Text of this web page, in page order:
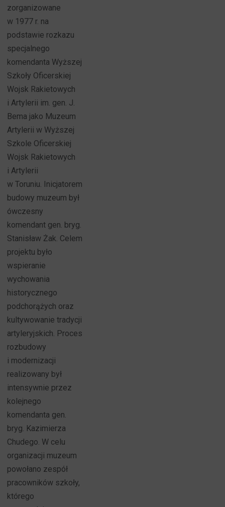
zorganizowane
w 1977 r. na
podstawie rozkazu
specjalnego
komendanta Wyższej
Szkoły Oficerskiej
Wojsk Rakietowych
i Artylerii im. gen. J.
Bema jako Muzeum
Artylerii w Wyższej
Szkole Oficerskiej
Wojsk Rakietowych
i Artylerii
w Toruniu. Inicjatorem
budowy muzeum był
ówczesny
komendant gen. bryg.
Stanisław Żak. Celem
projektu było
wspieranie
wychowania
historycznego
podchorążych oraz
kultywowanie tradycji
artyleryjskich. Proces
rozbudowy
i modernizacji
realizowany był
intensywnie przez
kolejnego
komendanta gen.
bryg. Kazimierza
Chudego. W celu
organizacji muzeum
powołano zespół
pracowników szkoły,
którego